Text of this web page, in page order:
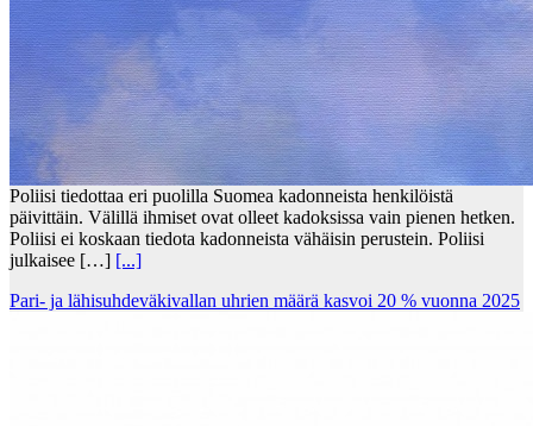
Poliisi tiedottaa eri puolilla Suomea kadonneista henkilöistä
päivittäin. Välillä ihmiset ovat olleet kadoksissa vain pienen hetken.
Poliisi ei koskaan tiedota kadonneista vähäisin perustein. Poliisi
julkaisee […] [...]
Pari- ja lähisuhdeväkivallan uhrien määrä kasvoi 20 % vuonna 2025